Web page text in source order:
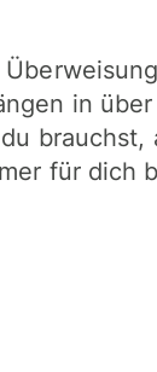
in
brauchst,
für dich